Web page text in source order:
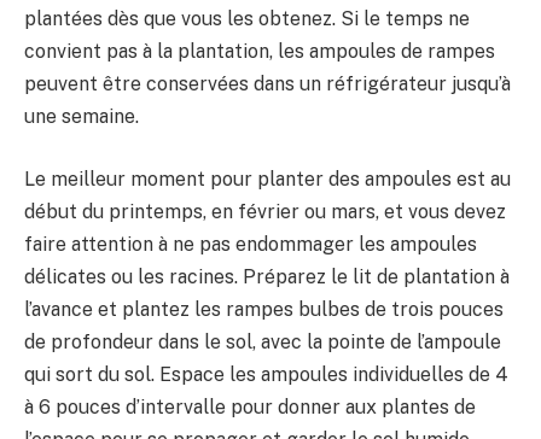
plantées dès que vous les obtenez. Si le temps ne
convient pas à la plantation, les ampoules de rampes
peuvent être conservées dans un réfrigérateur jusqu’à
une semaine.
Le meilleur moment pour planter des ampoules est au
début du printemps, en février ou mars, et vous devez
faire attention à ne pas endommager les ampoules
délicates ou les racines. Préparez le lit de plantation à
l’avance et plantez les rampes bulbes de trois pouces
de profondeur dans le sol, avec la pointe de l’ampoule
qui sort du sol. Espace les ampoules individuelles de 4
à 6 pouces d’intervalle pour donner aux plantes de